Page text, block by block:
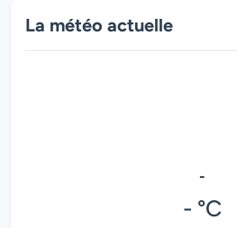
La météo actuelle
-
- °C